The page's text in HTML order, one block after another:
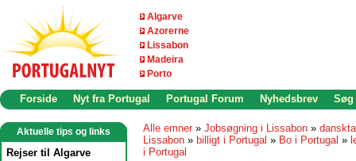
Algarve
Azorerne
Lissabon
Madeira
Porto
Forside Nyt fra Portugal Portugal Forum Nyhedsbrev Søg
Aktuelle tips og links
Rejser til Algarve
Alle emner » Jobsøgning i Lissabon »
Lissabon » billigt i Portugal » Bo i Portugal »
i Portugal